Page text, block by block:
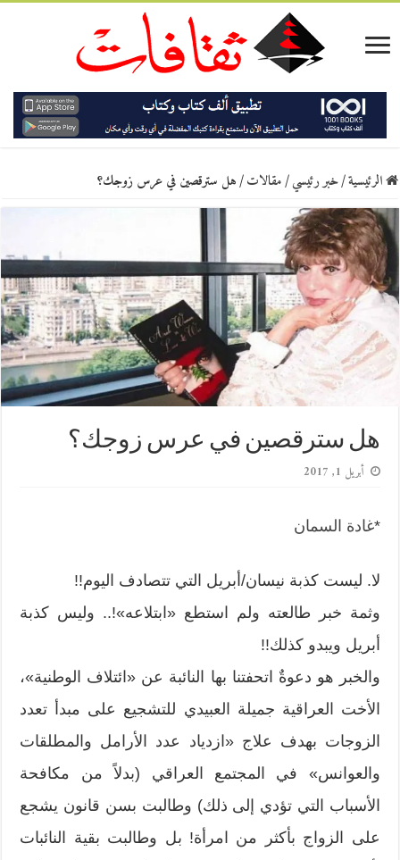
الرئيسية/خبر رئيسي/مقالات/هل سترقصين في عرس زوجك؟
هل سترقصين في عرس زوجك؟
أبريل 1, 2017
*غادة السمان
لا. ليست كذبة نيسان/أبريل التي تتصادف اليوم!!
وثمة خبر طالعته ولم استطع «ابتلاعه»!.. وليس كذبة
أبريل ويبدو كذلك!!
والخبر هو دعوةٌ اتحفتنا بها النائبة عن «ائتلاف الوطنية»،
الأخت العراقية جميلة العبيدي للتشجيع على مبدأ تعدد
الزوجات بهدف علاج «ازدياد عدد الأرامل والمطلقات
والعوانس» في المجتمع العراقي (بدلاً من مكافحة
الأسباب التي تؤدي إلى ذلك) وطالبت بسن قانون يشجع
على الزواج بأكثر من امرأة! بل وطالبت بقية النائبات